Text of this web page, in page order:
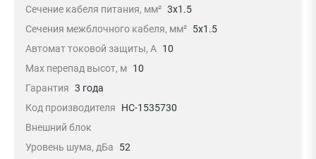
Сечение кабеля питания, мм² 3x1.5
Сечения межблочного кабеля, мм² 5x1.5
Автомат токовой защиты, А 10
Max перепад высот, м 10
Гарантия 3 года
Код производителя
НС-1535730
Внешний блок
Уровень шума, дБа
52